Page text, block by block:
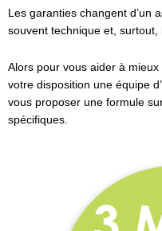
Les garanties changent d’un
souvent technique et,
Alors pour vous aider à
votre disposition une équipe
vous proposer une formule
spécifiques.